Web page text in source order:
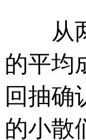
从两
的平均
回抽确
的小散